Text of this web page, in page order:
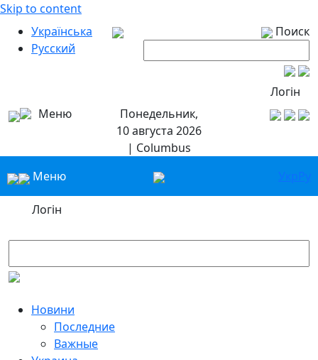
Skip to content
Українська
Русский
Поиск
Логін
Меню
Понедельник,
10 августа 2026
| Columbus
Меню
УкрРу
Логін
Новини
Последние
Важные